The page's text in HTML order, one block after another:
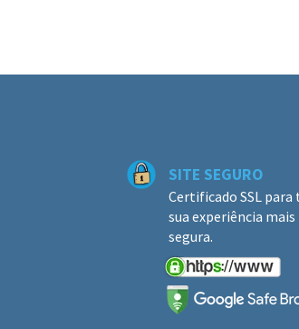
SITE SEGURO
Certificado SSL
sua experiência mais
segura.